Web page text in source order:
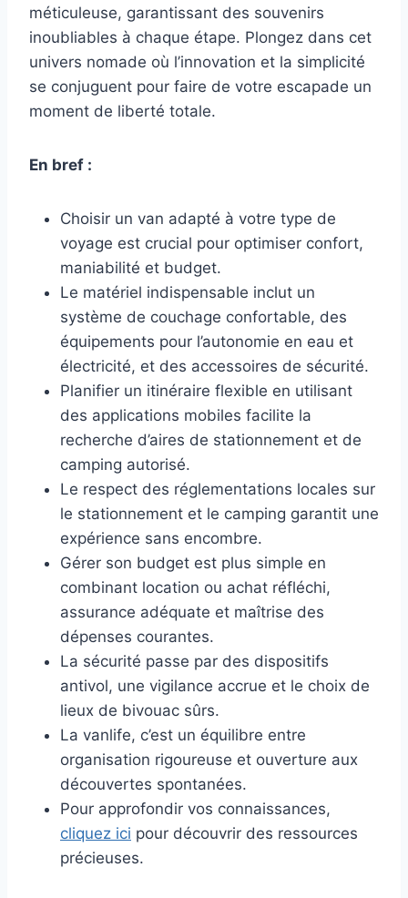
méticuleuse, garantissant des souvenirs
inoubliables à chaque étape. Plongez dans cet
univers nomade où l’innovation et la simplicité
se conjuguent pour faire de votre escapade un
moment de liberté totale.
En bref :
Choisir un van adapté à votre type de
voyage est crucial pour optimiser confort,
maniabilité et budget.
Le matériel indispensable inclut un
système de couchage confortable, des
équipements pour l’autonomie en eau et
électricité, et des accessoires de sécurité.
Planifier un itinéraire flexible en utilisant
des applications mobiles facilite la
recherche d’aires de stationnement et de
camping autorisé.
Le respect des réglementations locales sur
le stationnement et le camping garantit une
expérience sans encombre.
Gérer son budget est plus simple en
combinant location ou achat réfléchi,
assurance adéquate et maîtrise des
dépenses courantes.
La sécurité passe par des dispositifs
antivol, une vigilance accrue et le choix de
lieux de bivouac sûrs.
La vanlife, c’est un équilibre entre
organisation rigoureuse et ouverture aux
découvertes spontanées.
Pour approfondir vos connaissances,
cliquez ici pour découvrir des ressources
précieuses.